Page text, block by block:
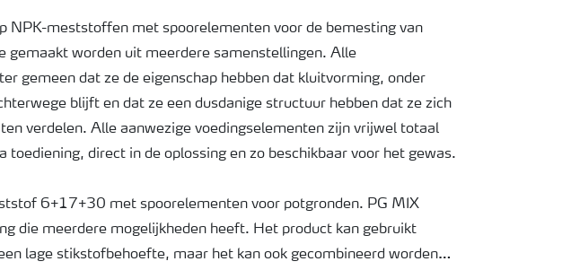
NPK-meststoffen met spoorelementen voor de bemesting van
gemaakt worden uit meerdere samenstellingen. Alle
gemeen dat ze de eigenschap hebben dat kluitvorming, onder
blijft en dat ze een dusdanige structuur hebben dat ze zich
verdelen. Alle aanwezige voedingselementen zijn vrijwel totaal
toediening, direct in de oplossing en zo beschikbaar voor het gewas.
6+17+30 met spoorelementen voor potgronden. PG MIX
die meerdere mogelijkheden heeft. Het product kan gebruikt
lage stikstofbehoefte, maar het kan ook gecombineerd worden